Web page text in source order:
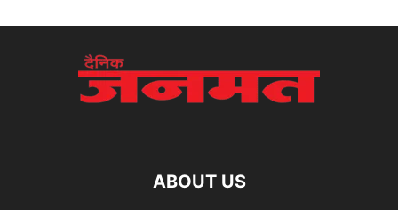
ABOUT US